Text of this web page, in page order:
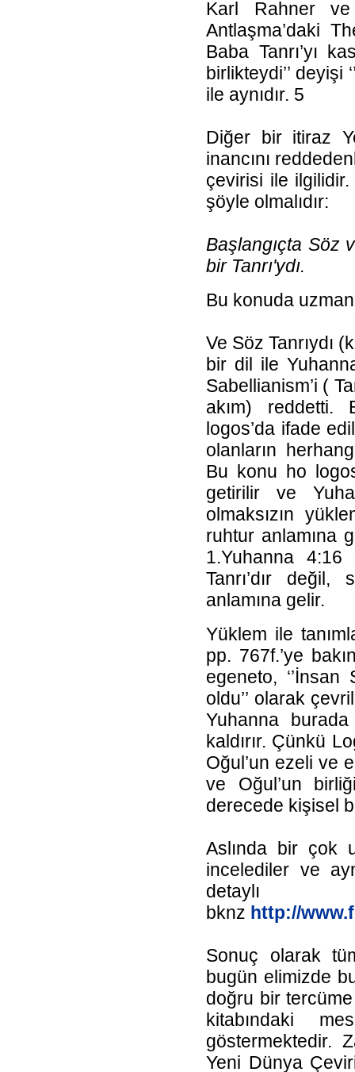
Karl Rahner
Antlaşma’daki
Baba Tanrı’yı
birlikteydi’’ deyişi
ile aynıdır. 5
Diğer bir itiraz
inancını
çevirisi ile
şöyle olmalıdır:
Başlangıçta Söz
bir Tanrı'ydı.
Bu konuda
Ve Söz Tanrıydı
bir dil ile
Sabellianism’i (
akım) reddetti.
logos’da ifade
olanların
Bu konu ho
getirilir ve
olmaksızın
ruhtur anlamına
1.Yuhanna
Tanrı’dır
anlamına gelir.
Yüklem ile
pp. 767f.’ye
egeneto, ‘’İnsan
oldu’’ olarak
Yuhanna
kaldırır. Çünkü
Oğul’un ezeli ve
ve Oğul’un
derecede kişisel
Aslında bir çok
incelediler ve
bknz http://
Sonuç olarak
bugün elimizde
doğru bir tercüme
kitabındaki
göstermektedir.
Yeni Dünya